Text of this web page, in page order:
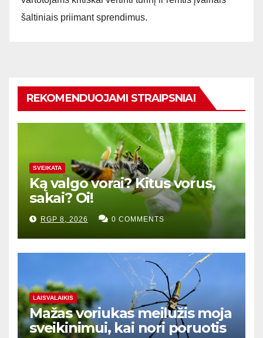
šaltiniais priimant sprendimus.
REKOMENDUOJAMI STRAIPSNIAI
SVEIKATA
Ką valgo vorai? Kitus vorus,
sakai? Oi!
RGP 8, 2026 0 COMMENTS
LAISVALAIKIS
Mažas voriukas meilužis moja
sveikinimui, kai nori poruotis